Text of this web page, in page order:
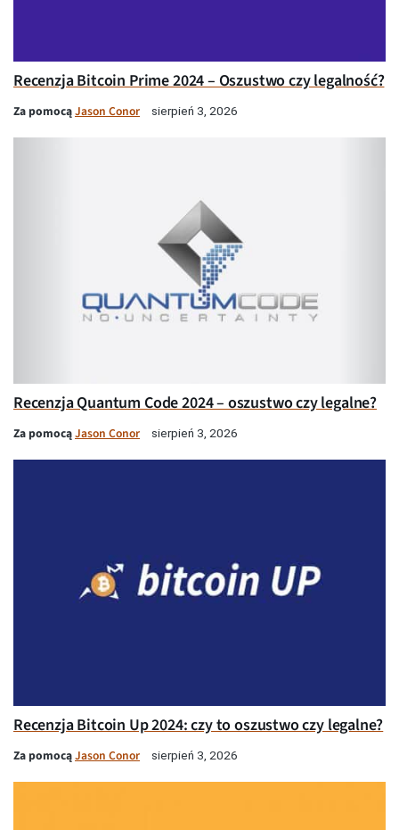
Recenzja Bitcoin Prime 2024 – Oszustwo czy legalność?
Za pomocąJason Conor sierpień 3, 2026
Recenzja Quantum Code 2024 – oszustwo czy legalne?
Za pomocąJason Conor sierpień 3, 2026
Recenzja Bitcoin Up 2024: czy to oszustwo czy legalne?
Za pomocąJason Conor sierpień 3, 2026